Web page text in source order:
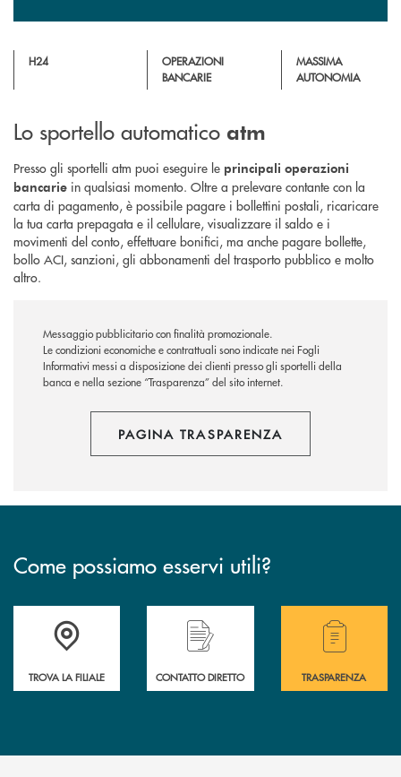
H24
OPERAZIONI
BANCARIE
MASSIMA
AUTONOMIA
Lo sportello automatico atm
Presso gli sportelli atm puoi eseguire le principali operazioni
bancarie in qualsiasi momento. Oltre a prelevare contante con la
carta di pagamento, è possibile pagare i bollettini postali, ricaricare
la tua carta prepagata e il cellulare, visualizzare il saldo e i
movimenti del conto, effettuare bonifici, ma anche pagare bollette,
bollo ACI, sanzioni, gli abbonamenti del trasporto pubblico e molto
altro.
Messaggio pubblicitario con finalità promozionale.
Le condizioni economiche e contrattuali sono indicate nei Fogli
Informativi messi a disposizione dei clienti presso gli sportelli della
banca e nella sezione “Trasparenza” del sito internet.
PAGINA TRASPARENZA
Come possiamo esservi utili?
Accedi all' elenco completo delle filiali .
TROVA LA FILIALE CONTATTO DIRETTO
Hai bisogno di
TRASPARENZA